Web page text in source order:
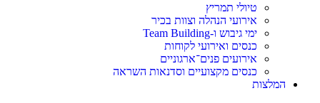
טיולי תמריץ
אירועי הנהלה וצוות בכיר
ימי גיבוש ו-Team Building
כנסים ואירועי לקוחות
אירועים פנים־ארגוניים
כנסים מקצועיים וסדנאות השראה
המלצות